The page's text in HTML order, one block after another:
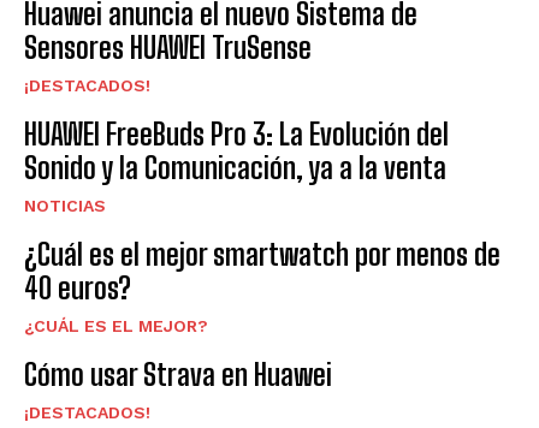
Huawei anuncia el nuevo Sistema de
Sensores HUAWEI TruSense
¡DESTACADOS!
HUAWEI FreeBuds Pro 3: La Evolución del
Sonido y la Comunicación, ya a la venta
NOTICIAS
¿Cuál es el mejor smartwatch por menos de
40 euros?
¿CUÁL ES EL MEJOR?
Cómo usar Strava en Huawei
¡DESTACADOS!